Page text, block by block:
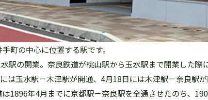
町の中心に位置する駅です。
駅の開業。奈良鉄道が桃山駅から玉水駅まで開業した際
は玉水駅－木津駅が開通、4月18日には木津駅－奈良駅が
1896年4月までに京都駅－奈良駅を全通させたのち、